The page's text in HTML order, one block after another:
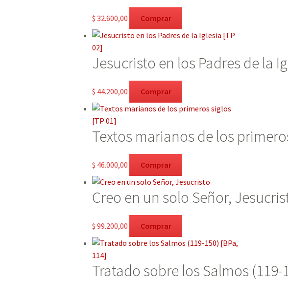
$ 32.600,00 Comprar
Jesucristo en los Padres de la
$ 44.200,00 Comprar
Textos marianos de los
$ 46.000,00 Comprar
Creo en un solo Señor,
$ 99.200,00 Comprar
Tratado sobre los Salmos (119-